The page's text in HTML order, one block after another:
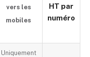
vers les
mobiles
HT par
numéro
Uniquement